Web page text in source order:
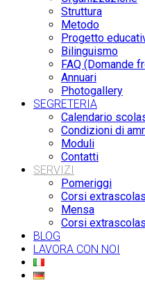
Struttura
Metodo
Progetto
Bilinguismo
FAQ (Domande
Annuari
Photogallery
SEGRETERIA
Calendario
Condizioni di
Moduli
Contatti
SERVIZI
Pomeriggi
Corsi
Mensa
Corsi
BLOG
LAVORA CON NOI